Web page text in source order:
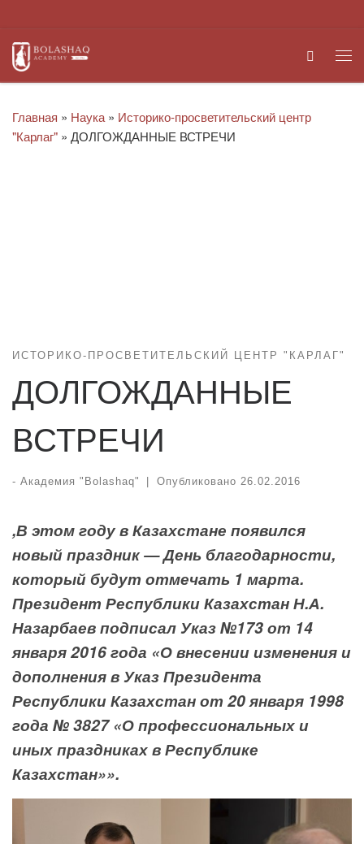
Search
Главная » Наука » Историко-просветительский центр
"Карлаг" » ДОЛГОЖДАННЫЕ ВСТРЕЧИ
ИСТОРИКО-ПРОСВЕТИТЕЛЬСКИЙ ЦЕНТР "КАРЛАГ"
ДОЛГОЖДАННЫЕ
ВСТРЕЧИ
- Академия "Bolashaq" | Опубликовано 26.02.2016
,В этом году в Казахстане появился
новый праздник — День благодарности,
который будут отмечать 1 марта.
Президент Республики Казахстан Н.А.
Назарбаев подписал Указ №173 от 14
января 2016 года «О внесении изменения и
дополнения в Указ Президента
Республики Казахстан от 20 января 1998
года № 3827 «О профессиональных и
иных праздниках в Республике
Казахстан»».